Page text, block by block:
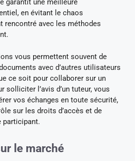
garantit une meilleure
en évitant le chaos
rencontré avec les méthodes
vous permettent souvent de
avec d’autres utilisateurs
ce soit pour collaborer sur un
solliciter l’avis d’un tuteur, vous
vos échanges en toute sécurité,
sur les droits d’accès et de
participant.
le marché